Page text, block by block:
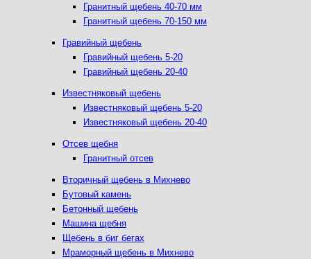
Гранитный щебень 40-70 мм
Гранитный щебень 70-150 мм
Гравийный щебень
Гравийный щебень 5-20
Гравийный щебень 20-40
Известняковый щебень
Известняковый щебень 5-20
Известняковый щебень 20-40
Отсев щебня
Гранитный отсев
Вторичный щебень в Михнево
Бутовый камень
Бетонный щебень
Машина щебня
Щебень в биг бегах
Мраморный щебень в Михнево